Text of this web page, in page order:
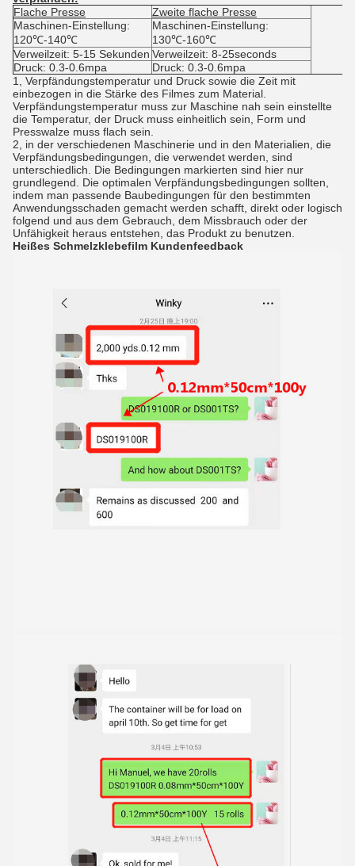
Flache Presse
Zweite flache Presse
Maschinen-Einstellung:
120℃-140℃
Maschinen-Einstellung:
130℃-160℃
Verweilzeit: 5-15 Sekunden Verweilzeit: 8-25seconds
Druck: 0.3-0.6mpa
Druck: 0.3-0.6mpa
1, Verpfändungstemperatur und Druck sowie die Zeit mit
einbezogen in die Stärke des Filmes zum Material.
Verpfändungstemperatur muss zur Maschine nah sein einstellte
die Temperatur, der Druck muss einheitlich sein, Form und
Presswalze muss flach sein.
2, in der verschiedenen Maschinerie und in den Materialien, die
Verpfändungsbedingungen, die verwendet werden, sind
unterschiedlich. Die Bedingungen markierten sind hier nur
grundlegend. Die optimalen Verpfändungsbedingungen sollten,
indem man passende Baubedingungen für den bestimmten
Anwendungsschaden gemacht werden schafft, direkt oder logisch
folgend und aus dem Gebrauch, dem Missbrauch oder der
Unfähigkeit heraus entstehen, das Produkt zu benutzen.
Heißes Schmelzklebefilm Kundenfeedback